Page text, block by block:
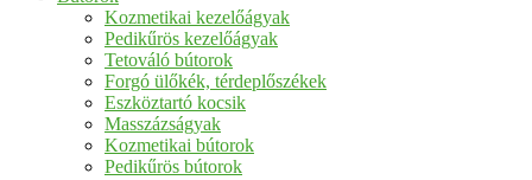
Kozmetikai kezelőágyak
Pedikűrös kezelőágyak
Tetováló bútorok
Forgó ülőkék, térdeplőszékek
Eszköztartó kocsik
Masszázságyak
Kozmetikai bútorok
Pedikűrös bútorok